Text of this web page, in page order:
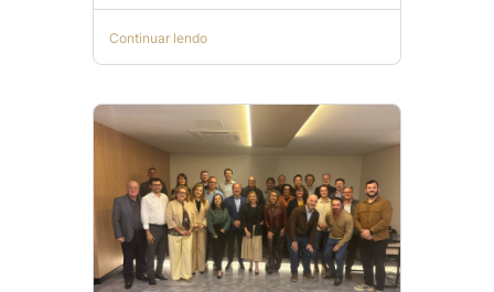
Continuar lendo